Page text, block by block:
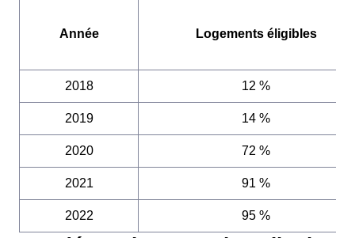
Année Logements éligibles
2018 12 %
2019 14 %
2020 72 %
2021 91 %
2022 95 %